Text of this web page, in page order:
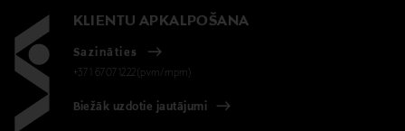
KLIENTU APKALPOŠANA
Sazināties
+371 67071222(pvm/mpm)
Biežāk uzdotie jautājumi